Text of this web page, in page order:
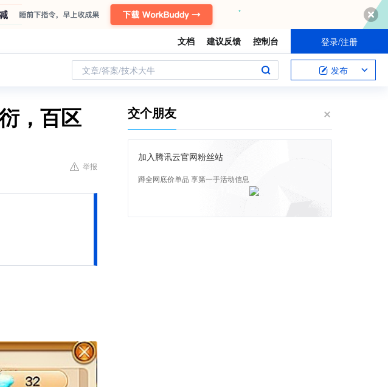
文档 建议反馈 控制台 登录/注册
文章/答案/技术大牛 发布
，百区
举报
交个朋友
加入腾讯云官网粉丝站
蹲全网底价单品 享第一手活动信息